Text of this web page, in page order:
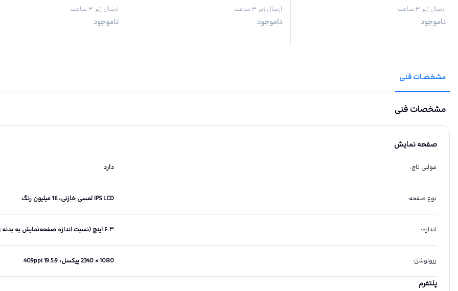
ارسال زیر ۳ ساعت
ناموجود
ارسال زیر ۳ ساعت
ناموجود
ارسال زیر ۳ ساعت
ناموجود
مشخصات فنی
مشخصات فنی
صفحه نمایش
مولتی تاچ: دارد
نوع صفحه: IPS LCD لمسی خازنی، 16 میلیون رنگ
اندازه: ۶.۳ اینچ (نسبت اندازه صفحه‌نمایش به بدنه ۸۲.۹ درصد)
رزولوشن: 1080 × 2340 پیکسل، 19.5:9 409ppi
پلتفرم